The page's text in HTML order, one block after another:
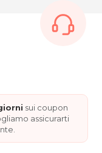
di acquisto
sui coupon
assicurarti